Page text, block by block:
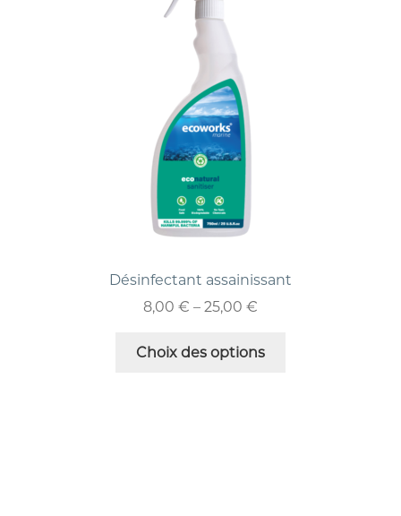
Désinfectant assainissant
8,00 € – 25,00 €
Choix des options